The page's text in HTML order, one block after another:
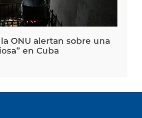
ONU alertan sobre una
en Cuba